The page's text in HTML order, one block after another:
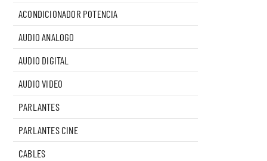
ACONDICIONADOR POTENCIA
AUDIO ANALOGO
AUDIO DIGITAL
AUDIO VIDEO
PARLANTES
PARLANTES CINE
CABLES